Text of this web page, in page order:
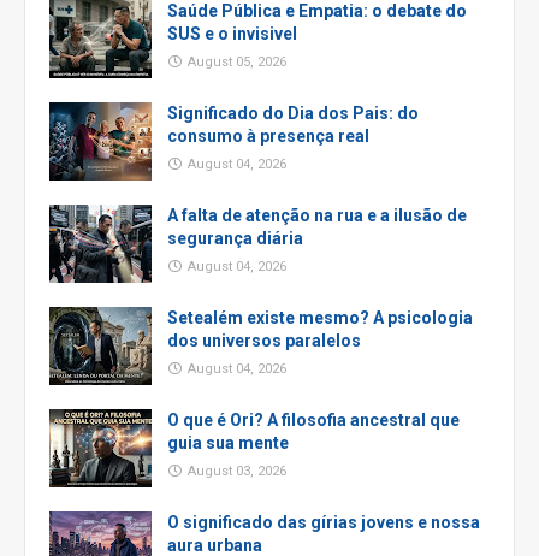
Saúde Pública e Empatia: o debate do
SUS e o invisivel
August 05, 2026
Significado do Dia dos Pais: do
consumo à presença real
August 04, 2026
A falta de atenção na rua e a ilusão de
segurança diária
August 04, 2026
Setealém existe mesmo? A psicologia
dos universos paralelos
August 04, 2026
O que é Ori? A filosofia ancestral que
guia sua mente
August 03, 2026
O significado das gírias jovens e nossa
aura urbana